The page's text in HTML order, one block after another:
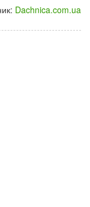
Dachnica.com.ua